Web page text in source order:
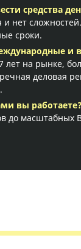
средства
нет
сроки.
и
лет на рынке,
деловая
вы работаете?
до масштабных